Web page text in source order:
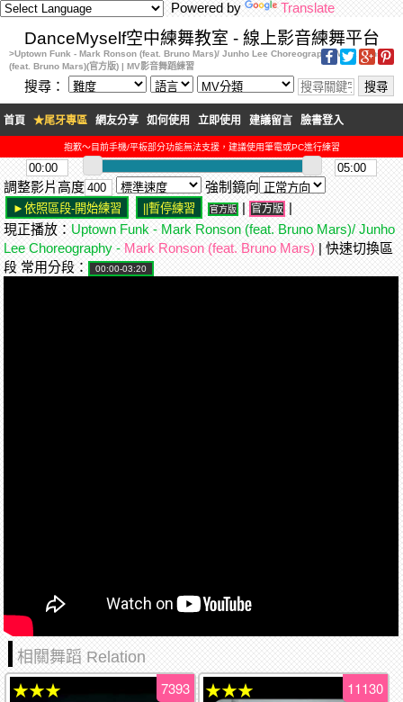
Powered by Translate
DanceMyself空中練舞教室 - 線上影音練舞平台
>Uptown Funk - Mark Ronson (feat. Bruno Mars)/ Junho Lee Choreography-Mark Ronson
(feat. Bruno Mars)(官方版) | MV影音舞蹈練習
搜尋：
首頁 ★尾牙專區 網友分享 如何使用 立即使用 建議留言 臉書登入
抱歉～目前手機/平板部分功能無法支援，建議使用筆電或PC進行練習
調整影片高度 強制鏡向
官方版 | 官方版 |
現正播放： Uptown Funk - Mark Ronson (feat. Bruno Mars)/ Junho
Lee Choreography - Mark Ronson (feat. Bruno Mars) | 快速切換區
段 常用分段：
相關舞蹈 Relation
7393
★★★ 11130
★★★